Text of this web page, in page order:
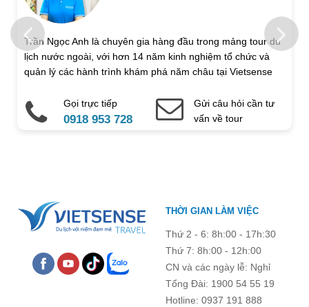
Họ và tên
Địa chỉ liên hệ
Điện thoại di động Email
Chú ý: Trường mang dấu (* ) là bắt buộc. Vui lòng không để
trống !
Trần Ngọc Anh là chuyên gia hàng đầu trong mảng tour du
lịch nước ngoài, với hơn 14 năm kinh nghiệm tổ chức và
quản lý các hành trình khám phá năm châu tại Vietsense
Gọi trực tiếp
0918 953 728
Gửi câu hỏi cần tư
vấn về tour
THỜI GIAN LÀM VIỆC
Thứ 2 - 6: 8h:00 - 17h:30
Thứ 7: 8h:00 - 12h:00
CN và các ngày lễ: Nghỉ
Tổng Đài: 1900 54 55 19
Hotline: 0937 191 888